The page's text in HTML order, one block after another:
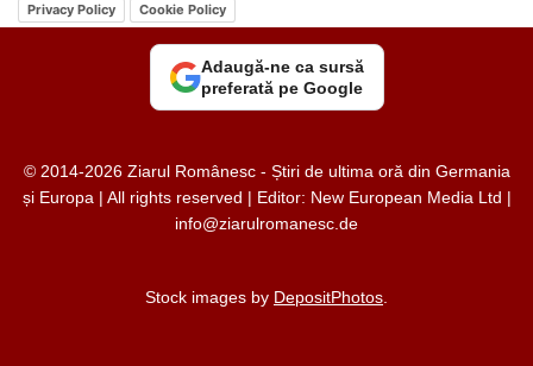
Privacy Policy Cookie Policy
Adaugă-ne ca sursă
preferată pe Google
© 2014-2026 Ziarul Românesc - Știri de ultima oră din Germania
și Europa | All rights reserved | Editor: New European Media Ltd |
info@ziarulromanesc.de
Stock images by DepositPhotos